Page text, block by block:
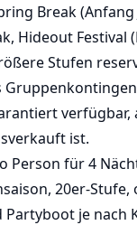
Break (Anfang
Hideout Festival
Stufen
verfügbar,
ist.
Person für 4
20er-Stufe,
Partyboot je nach